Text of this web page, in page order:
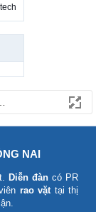
nghiệm
NAI
Diễn đàn có PR
rao vặt tại thị